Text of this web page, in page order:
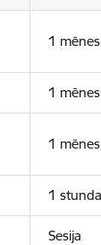
1
1
1
1 stunda
Sesija